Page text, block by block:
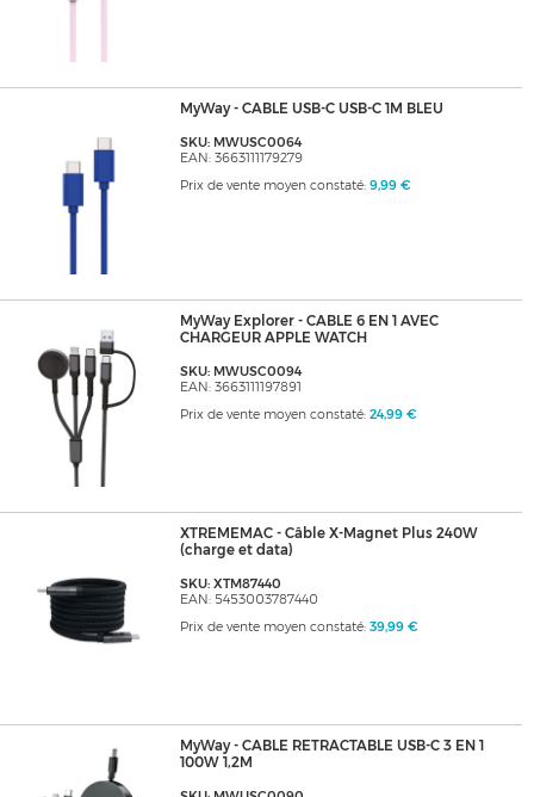
MyWay - CABLE USB-C USB-C 1M BLEU
SKU: MWUSC0064
EAN: 3663111179279
Prix de vente moyen constaté: 9,99 €
MyWay Explorer - CABLE 6 EN 1 AVEC
CHARGEUR APPLE WATCH
SKU: MWUSC0094
EAN: 3663111197891
Prix de vente moyen constaté: 24,99 €
XTREMEMAC - Câble X-Magnet Plus 240W
(charge et data)
SKU: XTM87440
EAN: 5453003787440
Prix de vente moyen constaté: 39,99 €
MyWay - CABLE RETRACTABLE USB-C 3 EN 1
100W 1,2M